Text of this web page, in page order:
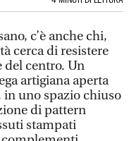
c’è anche chi,
cerca di resistere
del centro. Un
artigiana aperta
in uno spazio chiuso
di pattern
stampati